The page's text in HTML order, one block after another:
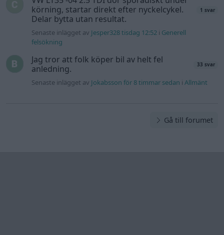
körning, startar direkt efter nyckelcykel.
Delar bytta utan resultat.
1 svar
Senaste inlägget av Jesper328 tisdag 12:52 i Generell
felsökning
Jag tror att folk köper bil av helt fel
anledning.
33 svar
Senaste inlägget av Jokabsson för 8 timmar sedan iAllmänt
Gå till forumet